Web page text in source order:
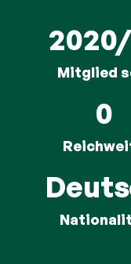
2020/
Mitglied
0